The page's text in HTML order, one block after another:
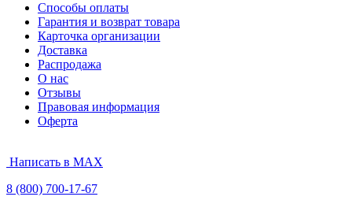
Способы оплаты
Гарантия и возврат товара
Карточка организации
Доставка
Распродажа
О нас
Отзывы
Правовая информация
Оферта
Написать в MAX
8 (800) 700-17-67